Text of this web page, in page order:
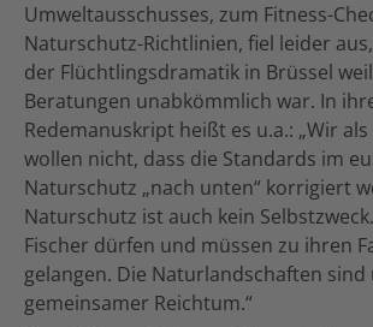
Umweltausschusses, zum Fitness-
Naturschutz-Richtlinien, fiel leider
der Flüchtlingsdramatik in Brüssel
Beratungen unabkömmlich war. In
Redemanuskript heißt es u.a.: „Wir als
wollen nicht, dass die Standards im
Naturschutz „nach unten“ korrigiert
Naturschutz ist auch kein
Fischer dürfen und müssen zu ihren
gelangen. Die Naturlandschaften sind
gemeinsamer Reichtum.“